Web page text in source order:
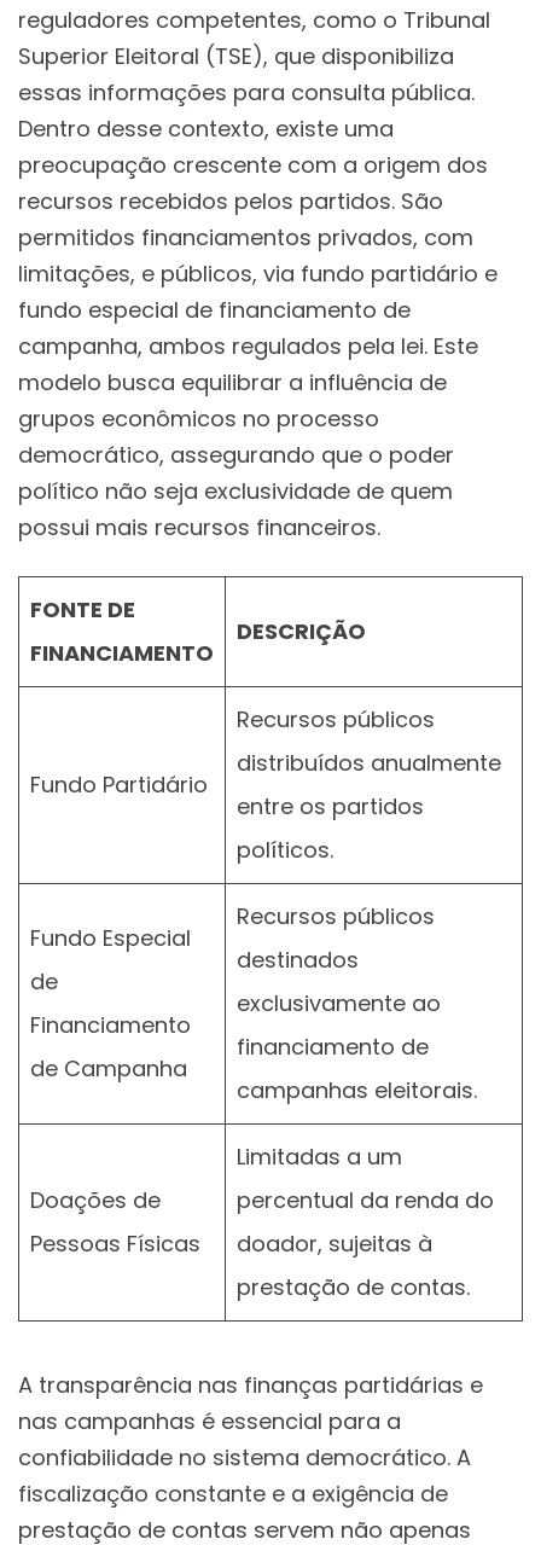
reguladores competentes, como o Tribunal
Superior Eleitoral (TSE), que disponibiliza
essas informações para consulta pública.
Dentro desse contexto, existe uma
preocupação crescente com a origem dos
recursos recebidos pelos partidos. São
permitidos financiamentos privados, com
limitações, e públicos, via fundo partidário e
fundo especial de financiamento de
campanha, ambos regulados pela lei. Este
modelo busca equilibrar a influência de
grupos econômicos no processo
democrático, assegurando que o poder
político não seja exclusividade de quem
possui mais recursos financeiros.
FONTE DE
FINANCIAMENTO
DESCRIÇÃO
Fundo Partidário
Recursos públicos
distribuídos anualmente
entre os partidos
políticos.
Fundo Especial
de
Financiamento
de Campanha
Recursos públicos
destinados
exclusivamente ao
financiamento de
campanhas eleitorais.
Doações de
Pessoas Físicas
Limitadas a um
percentual da renda do
doador, sujeitas à
prestação de contas.
A transparência nas finanças partidárias e
nas campanhas é essencial para a
confiabilidade no sistema democrático. A
fiscalização constante e a exigência de
prestação de contas servem não apenas